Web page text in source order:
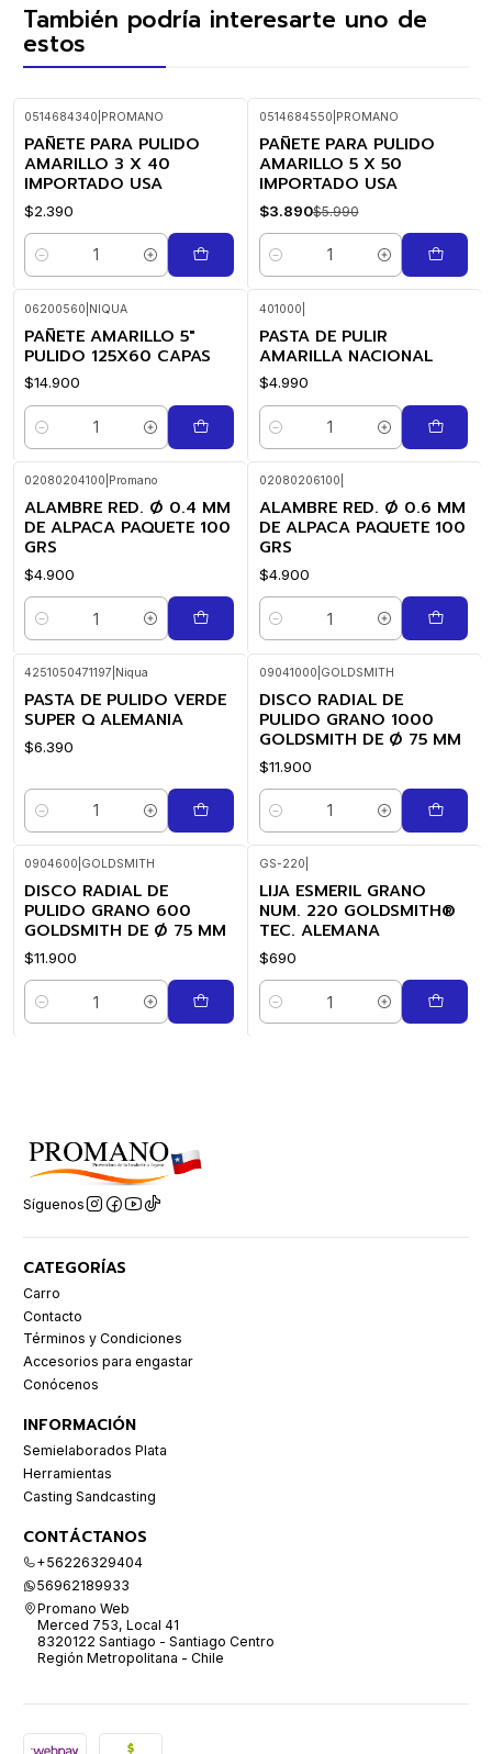
También podría interesarte uno de
estos
0514684340 PROMANO
PAÑETE PARA PULIDO
AMARILLO 3 X 40
IMPORTADO USA
$2.390
Cantidad
-35%
OFF
0514684550 PROMANO
PAÑETE PARA PULIDO
AMARILLO 5 X 50
IMPORTADO USA
$3.890$5.990
Cantidad
06200560 NIQUA
PAÑETE AMARILLO 5"
PULIDO 125X60 CAPAS
$14.900
Cantidad
401000
PASTA DE PULIR
AMARILLA NACIONAL
$4.990
Cantidad
02080204100 Promano
ALAMBRE RED. Ø 0.4 MM
DE ALPACA PAQUETE 100
GRS
$4.900
Cantidad
02080206100
ALAMBRE RED. Ø 0.6 MM
DE ALPACA PAQUETE 100
GRS
$4.900
Cantidad
4251050471197 Niqua
PASTA DE PULIDO VERDE
SUPER Q ALEMANIA
$6.390
Cantidad
09041000 GOLDSMITH
DISCO RADIAL DE
PULIDO GRANO 1000
GOLDSMITH DE Ø 75 MM
$11.900
Cantidad
0904600 GOLDSMITH
DISCO RADIAL DE
PULIDO GRANO 600
GOLDSMITH DE Ø 75 MM
$11.900
Cantidad
GS-220
LIJA ESMERIL GRANO
NUM. 220 GOLDSMITH®
TEC. ALEMANA
$690
Cantidad
Síguenos
CATEGORÍAS
Carro
Contacto
Términos y Condiciones
Accesorios para engastar
Conócenos
INFORMACIÓN
Semielaborados Plata
Herramientas
Casting Sandcasting
CONTÁCTANOS
+56226329404
56962189933
Promano Web
Merced 753, Local 41
8320122 Santiago - Santiago Centro
Región Metropolitana - Chile